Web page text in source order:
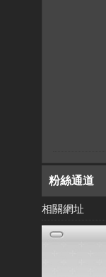
粉絲通道
相關網址